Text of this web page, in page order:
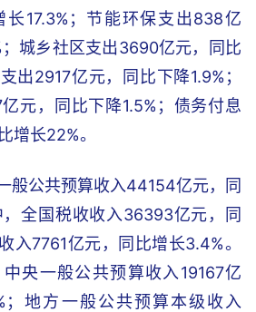
长17.3%；节能环保支出838亿
城乡社区支出3690亿元，同比
出2917亿元，同比下降1.9%；
元，同比下降1.5%；债务付息
增长22%。
般公共预算收入44154亿元，同
全国税收收入36393亿元，同
入7761亿元，同比增长3.4%。
央一般公共预算收入19167亿
；地方一般公共预算本级收入